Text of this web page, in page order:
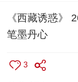
《西藏诱惑
笔墨丹心
3